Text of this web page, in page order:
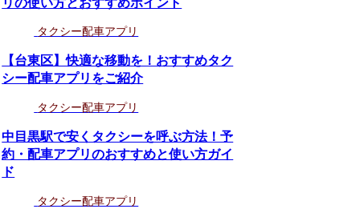
タクシー配車アプリ
【台東区】快適な移動を！おすすめタク
シー配車アプリをご紹介
タクシー配車アプリ
中目黒駅で安くタクシーを呼ぶ方法！予
約・配車アプリのおすすめと使い方ガイ
ド
タクシー配車アプリ